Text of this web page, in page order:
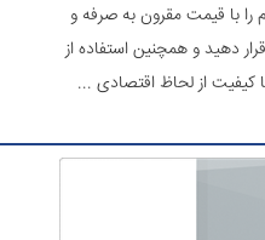
با قیمت مقرون به صرفه و
دهید و همچنین استفاده از
از لحاظ اقتصادی ...